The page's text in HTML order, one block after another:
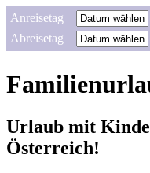
Anreisetag
Abreisetag
Urlaub mit
Österreich!